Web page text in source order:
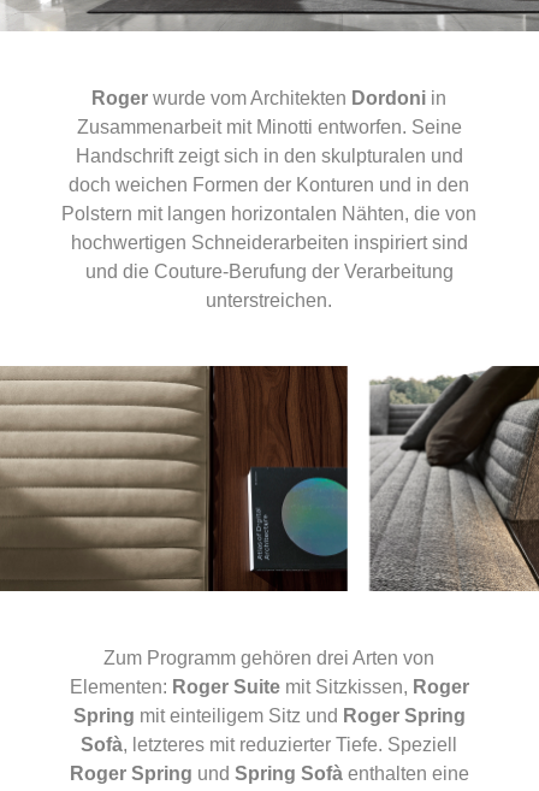
Roger wurde vom Architekten Dordoni in
Zusammenarbeit mit Minotti entworfen. Seine
Handschrift zeigt sich in den skulpturalen und
doch weichen Formen der Konturen und in den
Polstern mit langen horizontalen Nähten, die von
hochwertigen Schneiderarbeiten inspiriert sind
und die Couture-Berufung der Verarbeitung
unterstreichen.
Zum Programm gehören drei Arten von
Elementen: Roger Suitemit Sitzkissen, Roger
Spring mit einteiligem Sitz und Roger Spring
Sofà, letzteres mit reduzierter Tiefe. Speziell
Roger Spring und Spring Sofàenthalten eine